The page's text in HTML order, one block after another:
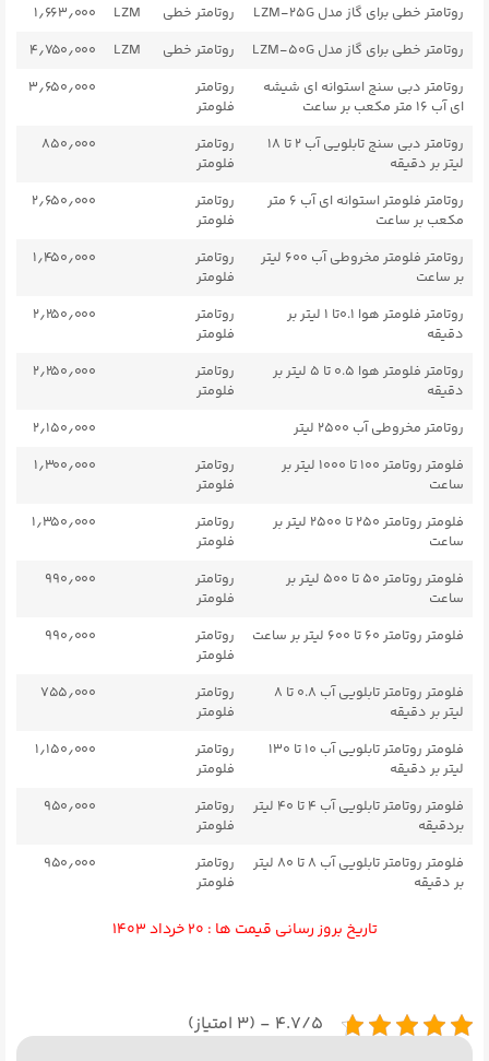
روتامتر خطی برای گاز مدل LZM-25G
روتامتر خطی LZM
۱٫۶۶۳٫۰۰۰
روتامتر خطی برای گاز مدل LZM-50G
روتامتر خطی LZM
۴٫۷۵۰٫۰۰۰
روتامتر دبی سنج استوانه ای شیشه
ای آب ۱۶ متر مکعب بر ساعت
روتامتر
فلومتر
۳٫۶۵۰٫۰۰۰
روتامتر دبی سنج تابلویی آب ۲ تا ۱۸
لیتر بر دقیقه
روتامتر
فلومتر
۸۵۰٫۰۰۰
روتامتر فلومتر استوانه ای آب ۶ متر
مکعب بر ساعت
روتامتر
فلومتر
۲٫۶۵۰٫۰۰۰
روتامتر فلومتر مخروطی آب ۶۰۰ لیتر
بر ساعت
روتامتر
فلومتر
۱٫۴۵۰٫۰۰۰
روتامتر فلومتر هوا ۰.1تا ۱ لیتر بر
دقیقه
روتامتر
فلومتر
۲٫۲۵۰٫۰۰۰
روتامتر فلومتر هوا ۰.۵ تا ۵ لیتر بر
دقیقه
روتامتر
فلومتر
۲٫۲۵۰٫۰۰۰
روتامتر مخروطی آب ۲۵۰۰ لیتر
۲٫۱۵۰٫۰۰۰
فلومتر روتامتر ۱۰۰ تا ۱۰۰۰ لیتر بر
ساعت
روتامتر
فلومتر
۱٫۳۰۰٫۰۰۰
فلومتر روتامتر ۲۵۰ تا ۲۵۰۰ لیتر بر
ساعت
روتامتر
فلومتر
۱٫۳۵۰٫۰۰۰
فلومتر روتامتر ۵۰ تا ۵۰۰ لیتر بر
ساعت
روتامتر
فلومتر
۹۹۰٫۰۰۰
فلومتر روتامتر ۶۰ تا ۶۰۰ لیتر بر ساعت
روتامتر
فلومتر
۹۹۰٫۰۰۰
فلومتر روتامتر تابلویی آب ۰.۸ تا ۸
لیتر بر دقیقه
روتامتر
فلومتر
۷۵۵٫۰۰۰
فلومتر روتامتر تابلویی آب ۱۰ تا ۱۳۰
لیتر بر دقیقه
روتامتر
فلومتر
۱٫۱۵۰٫۰۰۰
فلومتر روتامتر تابلویی آب ۴ تا ۴۰ لیتر
بردقیقه
روتامتر
فلومتر
۹۵۰٫۰۰۰
فلومتر روتامتر تابلویی آب ۸ تا ۸۰ لیتر
بر دقیقه
روتامتر
فلومتر
۹۵۰٫۰۰۰
تاریخ بروز رسانی قیمت ها : ۲۰ خرداد ۱۴۰۳
۴.۷/۵ - (۳ امتیاز)